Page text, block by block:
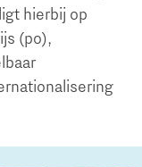
hierbij op
(po),